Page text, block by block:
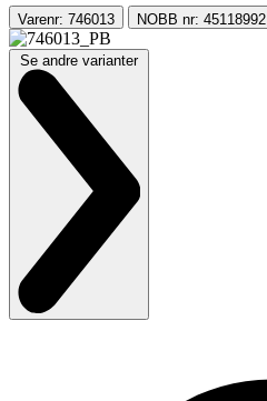
Varenr: 746013 NOBB nr: 45118992
Se andre varianter